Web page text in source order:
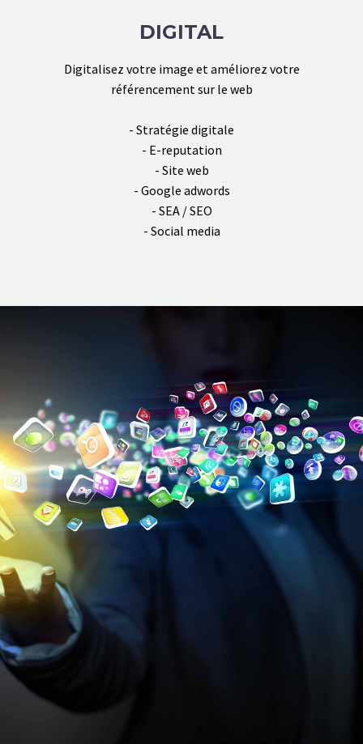
DIGITAL
Digitalisez votre image et améliorez votre
référencement sur le web
- Stratégie digitale
- E-reputation
- Site web
- Google adwords
- SEA / SEO
- Social media